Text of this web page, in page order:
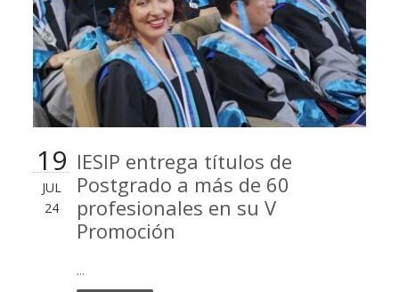
19
JUL
24
IESIP entrega títulos de
Postgrado a más de 60
profesionales en su V
Promoción
...